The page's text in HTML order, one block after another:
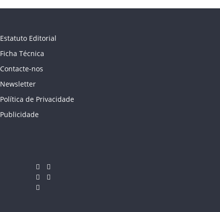
Estatuto Editorial
Ficha Técnica
Contacte-nos
Newsletter
Política de Privacidade
Publicidade